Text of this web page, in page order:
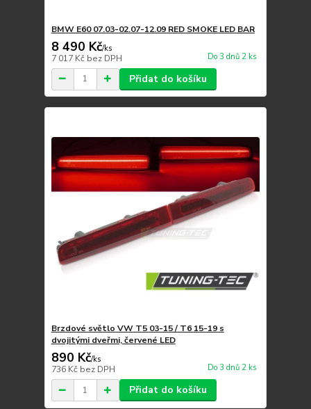
BMW E60 07.03-02.07-12.09 RED SMOKE LED BAR
8 490 Kč/ks
7 017 Kč bez DPH Do 3 dnů 2 ks
Přidat do košíku
Brzdové světlo VW T5 03-15 / T6 15-19 s
dvojitými dveřmi, červené LED
890 Kč/ks
736 Kč bez DPH Do 3 dnů 2 ks
Přidat do košíku